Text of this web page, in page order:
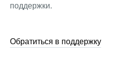
поддержки.
Обратиться в поддержку